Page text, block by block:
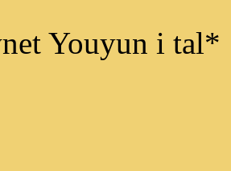
Youyun i tal*